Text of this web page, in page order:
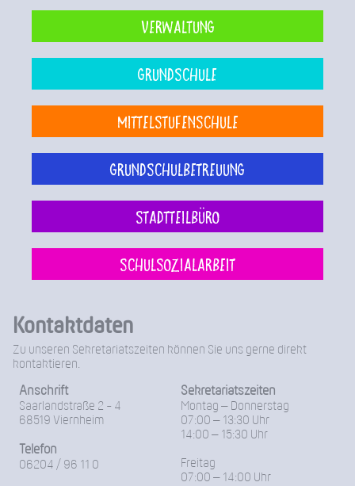
Verwaltung
Grundschule
Mittelstufenschule
Grundschulbetreuung
Stadtteilbüro
Schulsozialarbeit
Kontaktdaten
Zu unseren Sekretariatszeiten können Sie uns gerne direkt
kontaktieren.
Anschrift
Saarlandstraße 2 - 4
68519 Viernheim
Telefon
06204 / 96 11 0
Sekretariatszeiten
Montag – Donnerstag
07:00 – 13:30 Uhr
14:00 – 15:30 Uhr
Freitag
07:00 – 14:00 Uhr